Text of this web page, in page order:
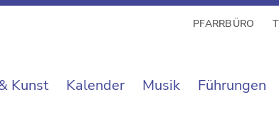
PFARRBÜRO
Kunst Kalender Musik Führungen